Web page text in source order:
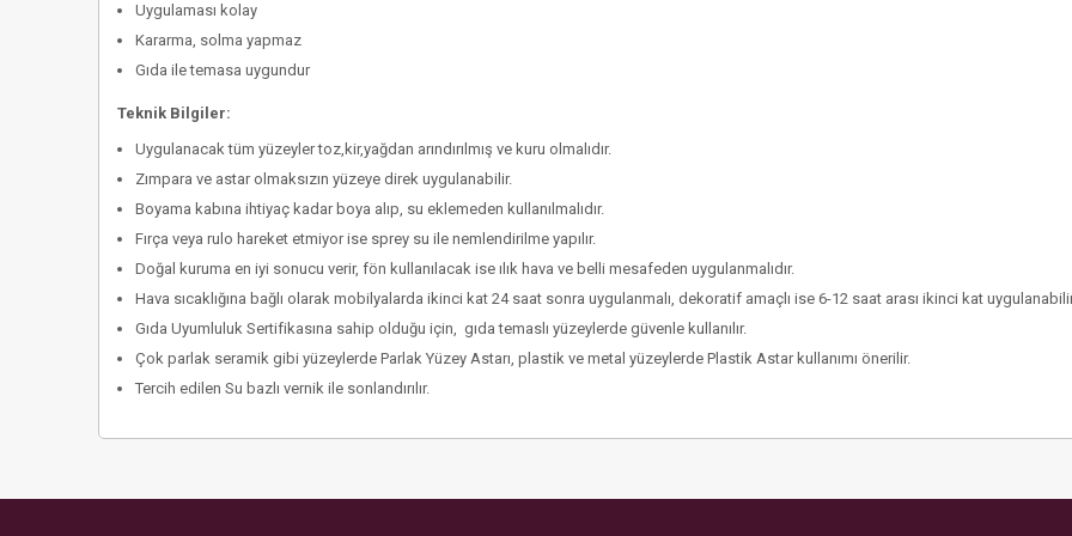
Uygulaması kolay
Kararma, solma yapmaz
Gıda ile temasa uygundur
Teknik Bilgiler:
Uygulanacak tüm yüzeyler toz,kir,yağdan arındırılmış ve kuru olmalıdır.
Zımpara ve astar olmaksızın yüzeye direk uygulanabilir.
Boyama kabına ihtiyaç kadar boya alıp, su eklemeden kullanılmalıdır.
Fırça veya rulo hareket etmiyor ise sprey su ile nemlendirilme yapılır.
Doğal kuruma en iyi sonucu verir, fön kullanılacak ise ılık hava ve belli mesafeden uygulanmalıdır.
Hava sıcaklığına bağlı olarak mobilyalarda ikinci kat 24 saat sonra uygulanmalı, dekoratif amaçlı ise 6-12 saat arası ikinci kat
Gıda Uyumluluk Sertifikasına sahip olduğu için, gıda temaslı yüzeylerde güvenle kullanılır.
Çok parlak seramik gibi yüzeylerde Parlak Yüzey Astarı, plastik ve metal yüzeylerde Plastik Astar kullanımı önerilir.
Tercih edilen Su bazlı vernik ile sonlandırılır.